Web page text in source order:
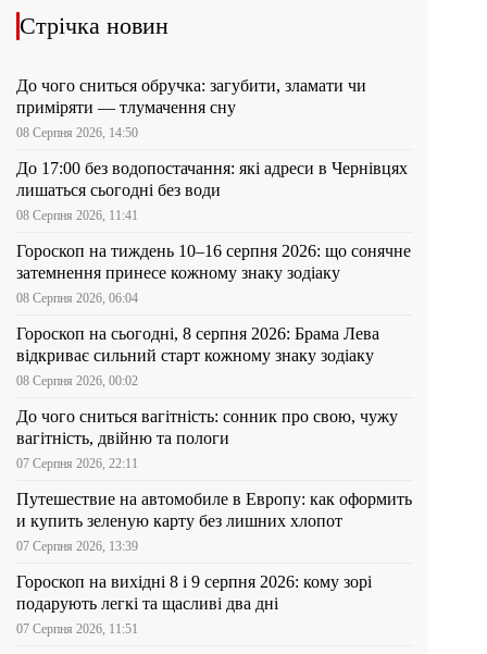
Стрічка новин
До чого сниться обручка: загубити, зламати чи
приміряти — тлумачення сну
08 Серпня 2026, 14:50
До 17:00 без водопостачання: які адреси в Чернівцях
лишаться сьогодні без води
08 Серпня 2026, 11:41
Гороскоп на тиждень 10–16 серпня 2026: що сонячне
затемнення принесе кожному знаку зодіаку
08 Серпня 2026, 06:04
Гороскоп на сьогодні, 8 серпня 2026: Брама Лева
відкриває сильний старт кожному знаку зодіаку
08 Серпня 2026, 00:02
До чого сниться вагітність: сонник про свою, чужу
вагітність, двійню та пологи
07 Серпня 2026, 22:11
Путешествие на автомобиле в Европу: как оформить
и купить зеленую карту без лишних хлопот
07 Серпня 2026, 13:39
Гороскоп на вихідні 8 і 9 серпня 2026: кому зорі
подарують легкі та щасливі два дні
07 Серпня 2026, 11:51